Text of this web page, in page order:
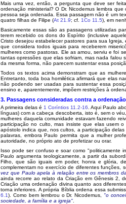
Mais uma vez, então, a pergunta que deve ser
ordenação ministerial? O Dr. Nicodemus lembra
pessoa seja ordenada. Essa passagem não é um
quatro filhas de Filipe (At 21.9; cf. 1Co 11.5), em
Basicamente essas são as passagens utilizadas
terem recebido os dons do Espírito (inclusive
Cristo desejou estabelecer pastores para sua
que considera todos iguais para receberem
mulheres como pastoras. Ele as amou, serviu e foi
tantas opressões que elas sofriam, mas nada falou
da mesma forma, não parecem sustentar essa
Todos os textos acima demonstram que as
Entretanto, toda boa homilética afirmará que elas
não podendo ser usadas para sustentar essa
ensino e, aparentemente, impõem restrições à
3. Passagens consideradas contra a
A primeira delas é 1 Coríntios 11.2-16 . Aqui Paulo
línguas) com a cabeça descoberta, isto é, sem o
mulheres daquela comunidade estavam fazendo
participação no culto, mas insiste que elas usem
apóstolo indica que, nos cultos, a participação
palavras, embora Paulo permita que a mulher
autoridade, no próprio ato de profetizar ou orar.
Isso pode ser confuso e soar como "politicamente
Paulo argumenta teologicamente, a partir da
Filho, que são iguais em poder, honra e glória,
complementam no exercício de diferentes funções,
vez que Paulo apela à relação entre os membros
ainda recorre ao relato da Criação em Gênesis 2,
Criação uma ordenação divina quanto aos
torna inferiores. A própria Bíblia ordena essa
6.1). Como bem lembrou o Dr. Nicodemus, "o
sociedade, a família e a igreja"